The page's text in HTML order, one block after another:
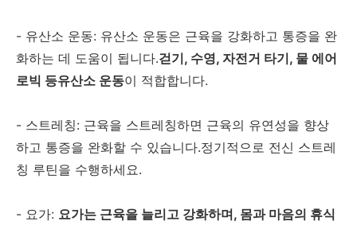
- 유산소 운동: 유산소 운동은 근육을 강화하고 통증을 완
화하는 데 도움이 됩니다.걷기, 수영, 자전거 타기, 물 에어
로빅 등유산소 운동이 적합합니다.
- 스트레칭: 근육을 스트레칭하면 근육의 유연성을 향상
하고 통증을 완화할 수 있습니다.정기적으로 전신 스트레
칭 루틴을 수행하세요.
- 요가: 요가는 근육을 늘리고 강화하며, 몸과 마음의 휴식